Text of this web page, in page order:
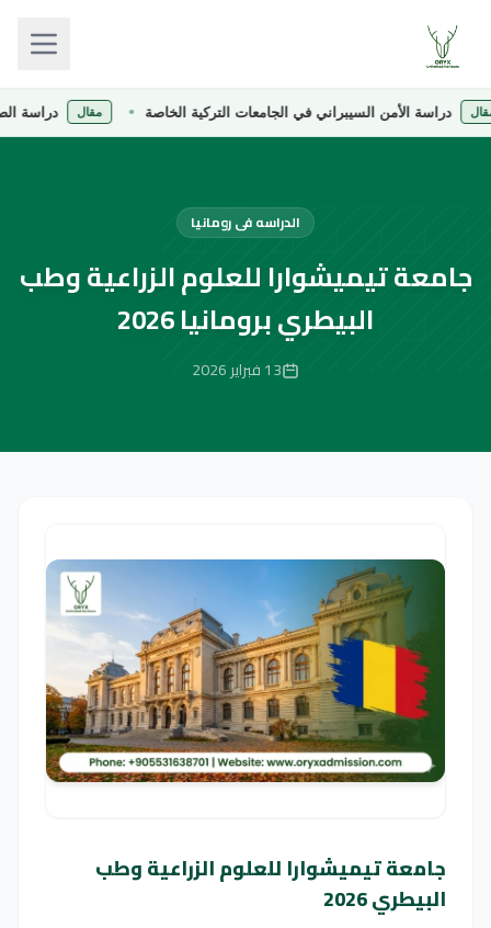
الأمن السيبراني في الجامعات التركية الخاصة مقال دراسة الصيدلة في
الدراسه فى رومانيا
جامعة تيميشوارا للعلوم الزراعية وطب
البيطري برومانيا 2026
13 فبراير 2026
جامعة تيميشوارا للعلوم الزراعية وطب
البيطري 2026